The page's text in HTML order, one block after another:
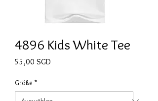
4896 Kids White Tee
55,00 SGD
Größe *